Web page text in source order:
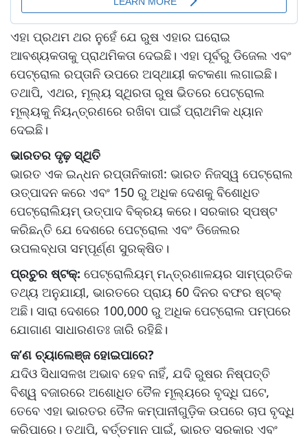
ଏହା ପ୍ରଥମ ଥର ନୁହେଁ ଯେ ରୁଷ ଏହାର ଘରୋଇ
ଆବଶ୍ୟକତାକୁ ପ୍ରାଥମିକତା ଦେଇଛି। ଏହା ପୂର୍ବରୁ ଡିଜେଲ ଏବଂ
ପେଟ୍ରୋଲ ରପ୍ତାନି ଉପରେ ଅସ୍ଥାୟୀ କଟକଣା ଲଗାଇଛି।
ତଥାପି, ଏଥର, ମୂଲ୍ୟ ସ୍ଥିରତା ରୁଷ ଭିତରେ ପେଟ୍ରୋଲ
ମୂଲ୍ୟକୁ ନିୟନ୍ତ୍ରଣରେ ରଖିବା ପାଇଁ ପ୍ରାଥମିକ ଧ୍ୟାନ
ଦେଇଛି।
ଭାରତର ଦୃଢ଼ ସ୍ଥିତି
ଭାରତ ଏକ ଇନ୍ଧନ ରପ୍ତାନିକାରୀ: ଭାରତ ନିଜସ୍ୱ ପେଟ୍ରୋଲ
ଉତ୍ପାଦନ କରେ ଏବଂ 150 ରୁ ଅଧିକ ଦେଶକୁ ବିଶୋଧିତ
ପେଟ୍ରୋଲିୟମ୍ ଉତ୍ପାଦ ବିକ୍ରୟ କରେ। ସରକାର ସ୍ପଷ୍ଟ
କରିଛନ୍ତି ଯେ ଦେଶରେ ପେଟ୍ରୋଲ ଏବଂ ଡିଜେଲର
ଉପଲବ୍ଧତା ସମ୍ପୂର୍ଣ୍ଣ ସୁରକ୍ଷିତ।
ପ୍ରଚୁର ଷ୍ଟକ୍: ପେଟ୍ରୋଲିୟମ୍ ମନ୍ତ୍ରଣାଳୟର ସାମ୍ପ୍ରତିକ
ତଥ୍ୟ ଅନୁଯାୟୀ, ଭାରତରେ ପ୍ରାୟ 60 ଦିନର ବଫର ଷ୍ଟକ୍
ଅଛି। ସାରା ଦେଶରେ 100,000 ରୁ ଅଧିକ ପେଟ୍ରୋଲ ପମ୍ପରେ
ଯୋଗାଣ ସାଧାରଣତଃ ଜାରି ରହିଛି।
କ’ଣ ଚ୍ୟାଲେଞ୍ଜ ହୋଇପାରେ?
ଯଦିଓ ସିଧାସଳଖ ଅଭାବ ହେବ ନାହିଁ, ଯଦି ରୁଷର ନିଷ୍ପତ୍ତି
ବିଶ୍ୱ ବଜାରରେ ଅଶୋଧିତ ତୈଳ ମୂଲ୍ୟରେ ବୃଦ୍ଧି ଘଟେ,
ତେବେ ଏହା ଭାରତର ତୈଳ କମ୍ପାନୀଗୁଡ଼ିକ ଉପରେ ଚାପ ବୃଦ୍ଧି
କରିପାରେ। ତଥାପି, ବର୍ତ୍ତମାନ ପାଇଁ, ଭାରତ ସରକାର ଏବଂ